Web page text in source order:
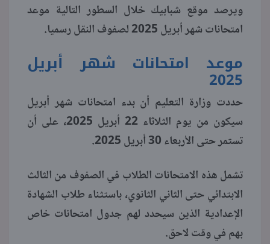
ملفات
منوعات
ويرصد موقع شبابيك خلال السطور التالية موعد
امتحانات شهر أبريل 2025 لصفوف النقل رسميا.
موعد امتحانات شهر أبريل
2025
حددت وزارة التعليم أن بدء امتحانات شهر أبريل
سيكون من يوم الثلاثاء 22 أبريل 2025، على أن
تستمر حتى الأربعاء 30 أبريل 2025.
تشمل هذه الامتحانات الطلاب في الصفوف من الثالث
الابتدائي حتى الثاني الثانوي، باستثناء طلاب الشهادة
الإعدادية الذين سيحدد لهم جدول امتحانات خاص
بهم في وقت لاحق.